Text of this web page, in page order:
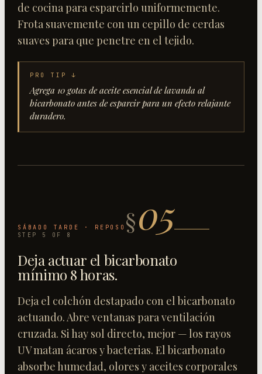
de cocina para esparcirlo uniformemente.
Frota suavemente con un cepillo de cerdas
suaves para que penetre en el tejido.
PRO TIP ↓
Agrega 10 gotas de aceite esencial de lavanda al
bicarbonato antes de esparcir para un efecto relajante
duradero.
SÁBADO TARDE · REPOSO §05
STEP 5 OF 8
Deja actuar el bicarbonato
mínimo 8 horas.
Deja el colchón destapado con el bicarbonato
actuando. Abre ventanas para ventilación
cruzada. Si hay sol directo, mejor — los rayos
UV matan ácaros y bacterias. El bicarbonato
absorbe humedad, olores y aceites corporales